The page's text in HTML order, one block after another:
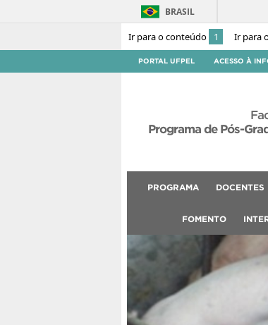
Ir para o conteúdo 1 Ir para
BRASIL
PORTAL UFPEL ACESSO À
Programa de Pós-
PROGRAMA DOCENTES
FOMENTO